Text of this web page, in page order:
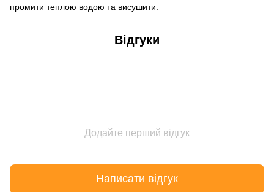
промити теплою водою та висушити.
Відгуки
Додайте перший відгук
Написати відгук